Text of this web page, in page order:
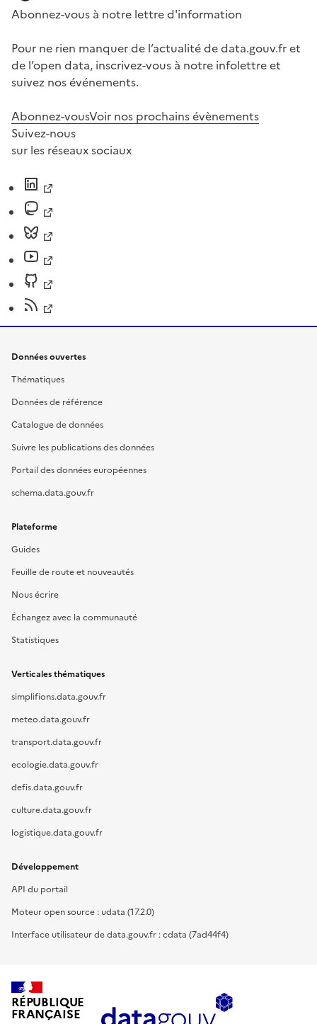
Abonnez-vous à notre lettre d'information
Pour ne rien manquer de l’actualité de data.gouv.fr et
de l’open data, inscrivez-vous à notre infolettre et
suivez nos événements.
Abonnez-vousVoir nos prochains évènements
Suivez-nous
sur les réseaux sociaux
Données ouvertes
Thématiques
Données de référence
Catalogue de données
Suivre les publications des données
Portail des données européennes
schema.data.gouv.fr
Plateforme
Guides
Feuille de route et nouveautés
Nous écrire
Échangez avec la communauté
Statistiques
Verticales thématiques
simplifions.data.gouv.fr
meteo.data.gouv.fr
transport.data.gouv.fr
ecologie.data.gouv.fr
defis.data.gouv.fr
culture.data.gouv.fr
logistique.data.gouv.fr
Développement
API du portail
Moteur open source : udata (17.2.0)
Interface utilisateur de data.gouv.fr : cdata (7ad44f4)
RÉPUBLIQUE
FRANÇAISE